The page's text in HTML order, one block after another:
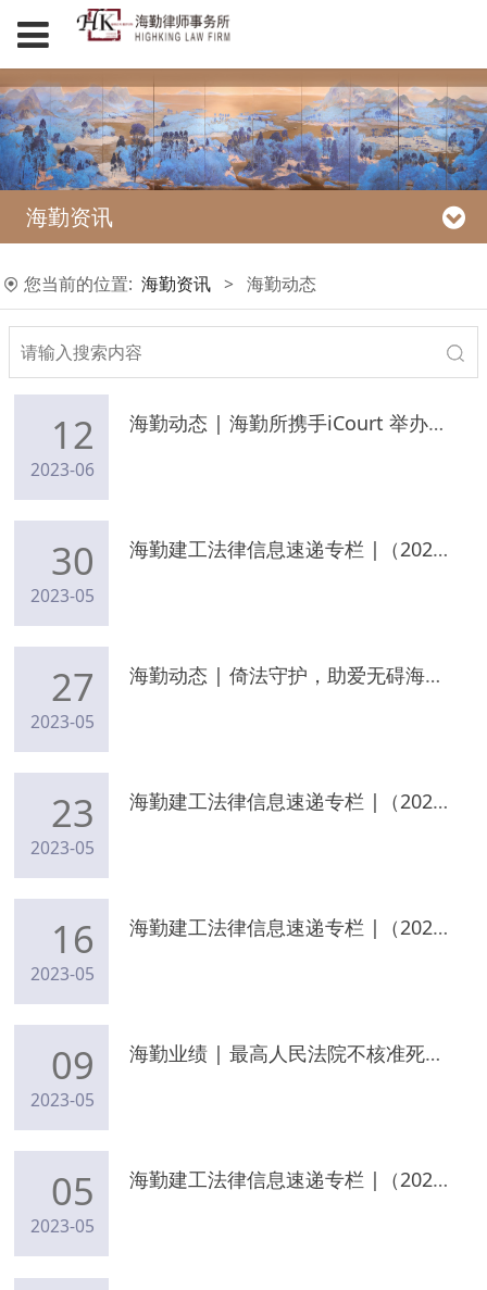
海勤资讯
您当前的位置: 海勤资讯 > 海勤动态
12
2023-06
海勤动态 | 海勤所携手iCourt 举办法律主题专题分享活动
30
2023-05
海勤建工法律信息速递专栏 |（2023年5月29日）
27
2023-05
海勤动态 | 倚法守护，助爱无碍海勤律师受邀参加第三十三次“全国助残日”海口市综合广播电台“法援惠民生，关爱残疾人”专题节目
23
2023-05
海勤建工法律信息速递专栏 |（2023年5月22日）
16
2023-05
海勤建工法律信息速递专栏 |（2023年5月15日）
09
2023-05
海勤业绩 | 最高人民法院不核准死刑裁定！海勤律师成功为死刑犯辩护，海勤再添刑辩成功案例！
05
2023-05
海勤建工法律信息速递专栏 |（2023年5月4日）